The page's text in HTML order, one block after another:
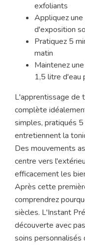
exfoliants
Appliquez
d'exposition
Pratiquez 5
matin
Maintenez
1,5 litre d'eau
L'apprentissage de
complète
simples, pratiqués
entretiennent la
Des mouvements
centre vers
efficacement les
Après cette
comprendrez
siècles. L'Instant
découverte avec
soins personnalisés